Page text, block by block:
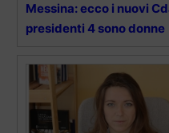
Messina: ecco i nuovi
presidenti 4 sono donne